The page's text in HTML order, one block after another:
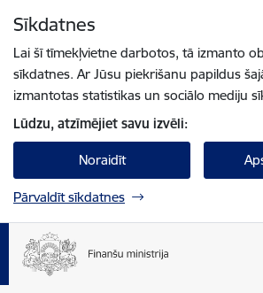
Sīkdatnes
Lai šī tīmekļvietne darbotos, tā izmanto
sīkdatnes. Ar Jūsu piekrišanu papildus
izmantotas statistikas un sociālo mediju
Lūdzu, atzīmējiet savu izvēli:
Noraidīt
Pārvaldīt sīkdatnes